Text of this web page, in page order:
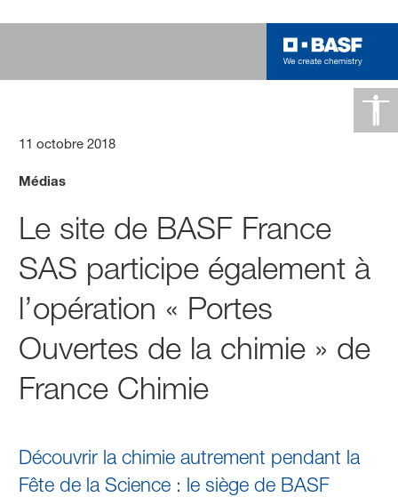
11 octobre 2018
Médias
Le site de BASF France
SAS participe également à
l’opération « Portes
Ouvertes de la chimie » de
France Chimie
Découvrir la chimie autrement pendant la
Fête de la Science : le siège de BASF